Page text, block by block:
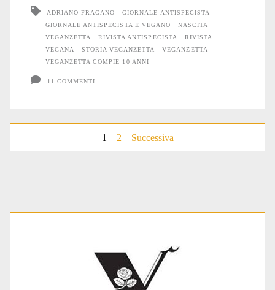
ADRIANO FRAGANO
GIORNALE ANTISPECISTA
GIORNALE ANTISPECISTA E VEGANO
NASCITA
VEGANZETTA
RIVISTA ANTISPECISTA
RIVISTA
VEGANA
STORIA VEGANZETTA
VEGANZETTA
VEGANZETTA COMPIE 10 ANNI
11 COMMENTI
Paginazione
1 2 Successiva
Primary